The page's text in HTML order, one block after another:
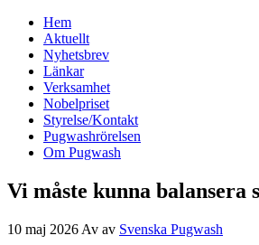
Svenska Pugwash
Hem
Aktuellt
Nyhetsbrev
Länkar
Verksamhet
Nobelpriset
Styrelse/Kontakt
Pugwashrörelsen
Om Pugwash
Vi måste kunna
10 maj 2026 Av av Svenska Pugwash